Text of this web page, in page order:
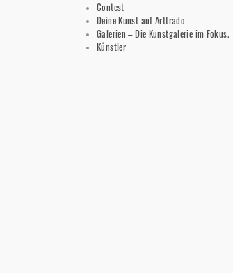
Contest
Deine Kunst auf Arttrado
Galerien – Die Kunstgalerie im Fokus.
Künstler